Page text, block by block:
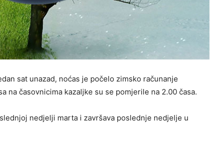
sat unazad, noćas je počelo zimsko računanje
na časovnicima kazaljke su se pomjerile na 2.00 časa.
nedjelji marta i završava poslednje nedjelje u